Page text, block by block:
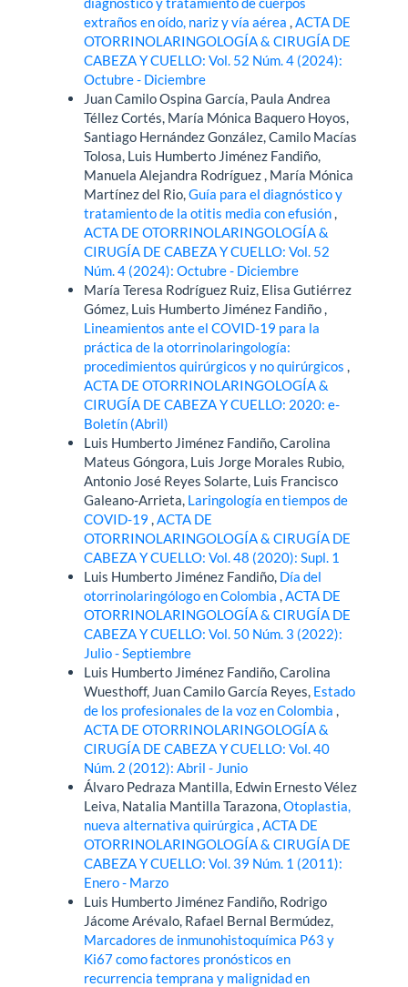
extraños en oído, nariz y vía aérea,ACTA DE
OTORRINOLARINGOLOGÍA & CIRUGÍA DE
CABEZA Y CUELLO: Vol. 52 Núm. 4 (2024):
Octubre - Diciembre
Juan Camilo Ospina García, Paula Andrea
Téllez Cortés, María Mónica Baquero Hoyos,
Santiago Hernández González, Camilo Macías
Tolosa, Luis Humberto Jiménez Fandiño,
Manuela Alejandra Rodríguez , María Mónica
Martínez del Rio,Guía para el diagnóstico y
tratamiento de la otitis media con efusión,
ACTA DE OTORRINOLARINGOLOGÍA &
CIRUGÍA DE CABEZA Y CUELLO: Vol. 52
Núm. 4 (2024): Octubre - Diciembre
María Teresa Rodríguez Ruiz, Elisa Gutiérrez
Gómez, Luis Humberto Jiménez Fandiño ,
Lineamientos ante el COVID-19 para la
práctica de la otorrinolaringología:
procedimientos quirúrgicos y no quirúrgicos,
ACTA DE OTORRINOLARINGOLOGÍA &
CIRUGÍA DE CABEZA Y CUELLO: 2020: e-
Boletín (Abril)
Luis Humberto Jiménez Fandiño, Carolina
Mateus Góngora, Luis Jorge Morales Rubio,
Antonio José Reyes Solarte, Luis Francisco
Galeano-Arrieta, Laringología en tiempos de
COVID-19,ACTA DE
OTORRINOLARINGOLOGÍA & CIRUGÍA DE
CABEZA Y CUELLO: Vol. 48 (2020): Supl. 1
Luis Humberto Jiménez Fandiño, Día del
otorrinolaringólogo en Colombia,ACTA DE
OTORRINOLARINGOLOGÍA & CIRUGÍA DE
CABEZA Y CUELLO: Vol. 50 Núm. 3 (2022):
Julio - Septiembre
Luis Humberto Jiménez Fandiño, Carolina
Wuesthoff, Juan Camilo García Reyes, Estado
de los profesionales de la voz en Colombia,
ACTA DE OTORRINOLARINGOLOGÍA &
CIRUGÍA DE CABEZA Y CUELLO: Vol. 40
Núm. 2 (2012): Abril - Junio
Álvaro Pedraza Mantilla, Edwin Ernesto Vélez
Leiva, Natalia Mantilla Tarazona,Otoplastia,
nueva alternativa quirúrgica,ACTA DE
OTORRINOLARINGOLOGÍA & CIRUGÍA DE
CABEZA Y CUELLO: Vol. 39 Núm. 1 (2011):
Enero - Marzo
Luis Humberto Jiménez Fandiño, Rodrigo
Jácome Arévalo, Rafael Bernal Bermúdez,
Marcadores de inmunohistoquímica P63 y
Ki67 como factores pronósticos en
recurrencia temprana y malignidad en